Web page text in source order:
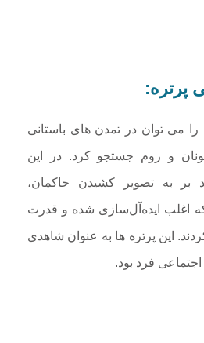
پرتره:
را می توان در تمدن های باستانی
و روم جستجو کرد. در این
بر به تصویر کشیدن حاکمان،
اغلب ایده‌آل‌سازی شده و قدرت
این پرتره ها به عنوان شاهدی
فرد بود.